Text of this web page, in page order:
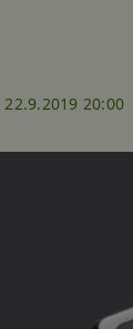
22.9.2019 20:00